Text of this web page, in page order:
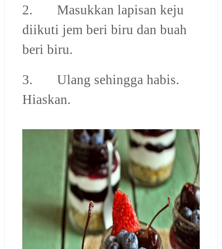
2. Masukkan lapisan keju
diikuti jem beri biru dan buah
beri biru.
3. Ulang sehingga habis.
Hiaskan.